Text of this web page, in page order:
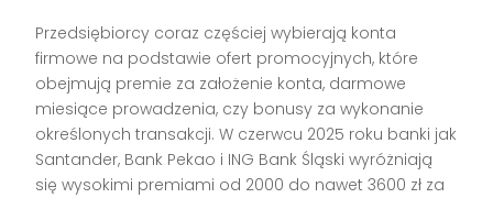
Przedsiębiorcy coraz częściej wybierają konta
firmowe na podstawie ofert promocyjnych, które
obejmują premie za założenie konta, darmowe
miesiące prowadzenia, czy bonusy za wykonanie
określonych transakcji. W czerwcu 2025 roku banki jak
Santander, Bank Pekao i ING Bank Śląski wyróżniają
się wysokimi premiami od 2000 do nawet 3600 zł za